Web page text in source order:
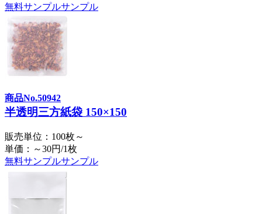
無料サンプルサンプル
商品No.50942
半透明三方紙袋 150×150
販売単位：100枚～
単価：～30円/1枚
無料サンプルサンプル